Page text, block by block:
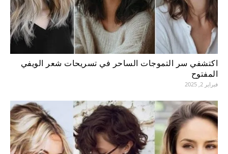
اكتشفي سر التموجات الساحر في تسريحات شعر الويفي
المفتوح
فبراير 2, 2025